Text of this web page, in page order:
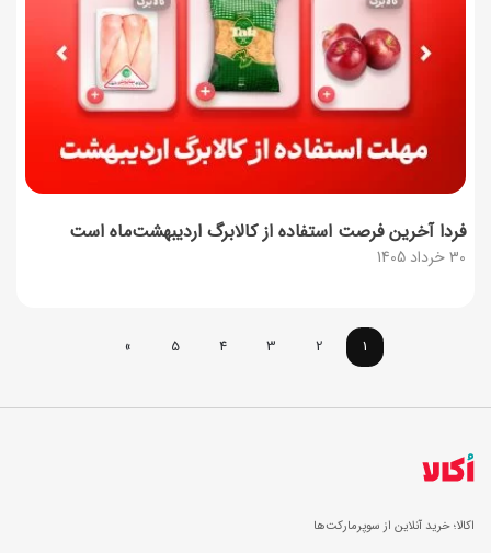
30 خرداد 1405
فردا آخرین فرصت استفاده از کالابرگ اردیبهشت‌ماه است
1
2
3
4
5
»
اکالا؛ خرید آنلاین از سوپرمارکت‌ها